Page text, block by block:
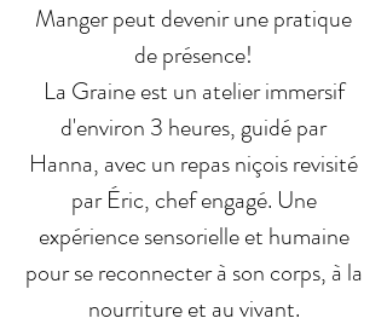
Manger peut devenir une pratique
de présence!
La Graine est un atelier immersif
d'environ 3 heures, guidé par
Hanna, avec un repas niçois revisité
par Éric, chef engagé. Une
expérience sensorielle et humaine
pour se reconnecter à son corps, à la
nourriture et au vivant.